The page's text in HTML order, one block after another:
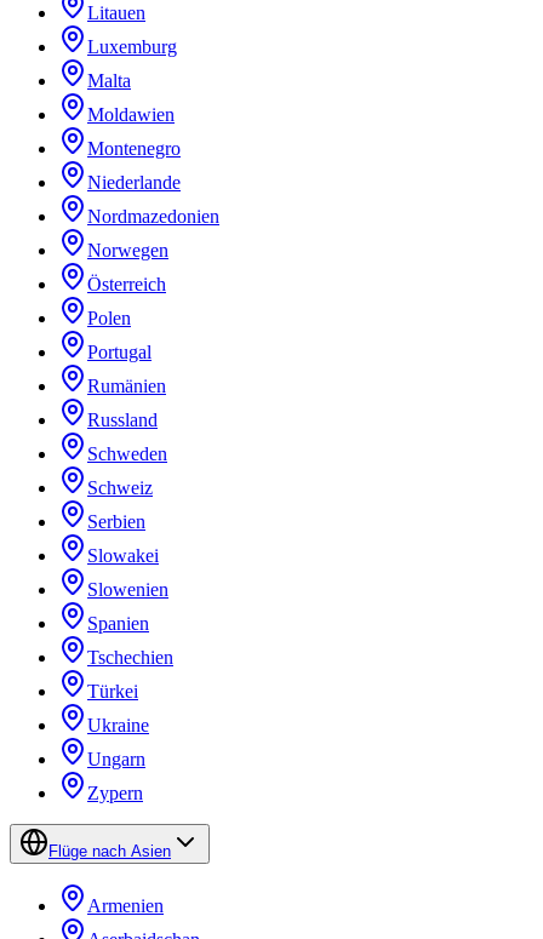
Litauen
Luxemburg
Malta
Moldawien
Montenegro
Niederlande
Nordmazedonien
Norwegen
Österreich
Polen
Portugal
Rumänien
Russland
Schweden
Schweiz
Serbien
Slowakei
Slowenien
Spanien
Tschechien
Türkei
Ukraine
Ungarn
Zypern
Flüge nach Asien
Armenien